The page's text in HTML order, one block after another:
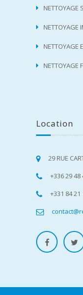
NETTOYAGE
NETTOYAGE
NETTOYAGE
NETTOYAGE
Location
29 RUE
+336 29 48
+331 84 21